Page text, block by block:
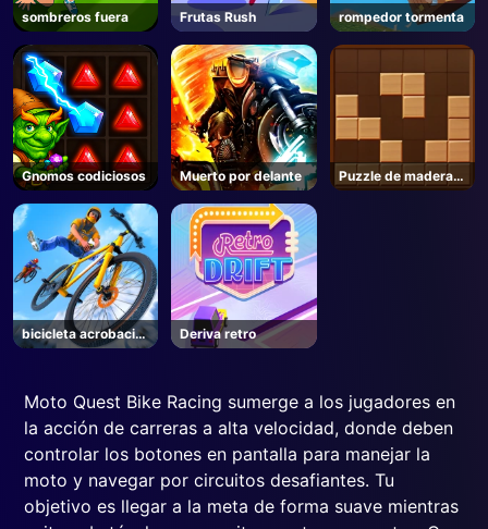
sombreros fuera Frutas Rush rompedor tormenta
Gnomos codiciosos Muerto por delante
Puzzle de madera
de bloque
bicicleta acrobacia
carrera
Deriva retro
Moto Quest Bike Racing sumerge a los jugadores en
la acción de carreras a alta velocidad, donde deben
controlar los botones en pantalla para manejar la
moto y navegar por circuitos desafiantes. Tu
objetivo es llegar a la meta de forma suave mientras